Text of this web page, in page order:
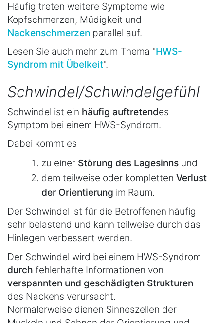
Häufig treten weitere Symptome wie
Kopfschmerzen, Müdigkeit und
Nackenschmerzen parallel auf.
Lesen Sie auch mehr zum Thema "HWS-
Syndrom mit Übelkeit".
Schwindel/Schwindelgefühl
Schwindel ist ein häufig auftretendes
Symptom bei einem HWS-Syndrom.
Dabei kommt es
zu einer Störung des Lagesinns und
dem teilweise oder kompletten Verlust
der Orientierung im Raum.
Der Schwindel ist für die Betroffenen häufig
sehr belastend und kann teilweise durch das
Hinlegen verbessert werden.
Der Schwindel wird bei einem HWS-Syndrom
durch fehlerhafte Informationen von
verspannten und geschädigten Strukturen
des Nackens verursacht.
Normalerweise dienen Sinneszellen der